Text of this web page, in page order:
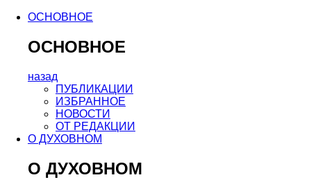
ОСНОВНОЕ
ОСНОВНОЕ
назад
ПУБЛИКАЦИИ
ИЗБРАННОЕ
НОВОСТИ
ОТ РЕДАКЦИИ
О ДУХОВНОМ
О ДУХОВНОМ